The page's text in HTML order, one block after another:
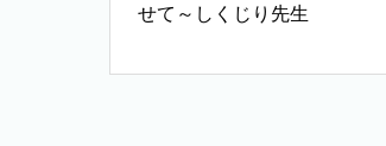
せて～しくじり先生